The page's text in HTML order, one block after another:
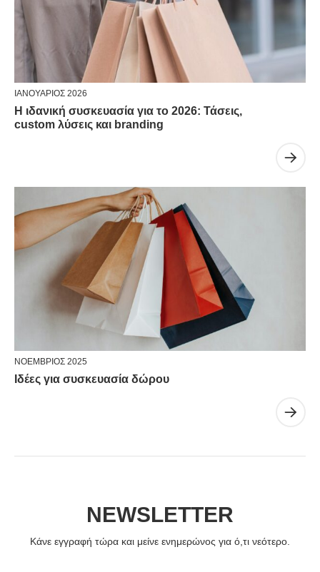
ΙΑΝΟΥΆΡΙΟΣ 2026
Η ιδανική συσκευασία για το 2026: Τάσεις,
custom λύσεις και branding
ΝΟΈΜΒΡΙΟΣ 2025
Ιδέες για συσκευασία δώρου
NEWSLETTER
Κάνε εγγραφή τώρα και μείνε ενημερώνος για ό,τι νεότερο.